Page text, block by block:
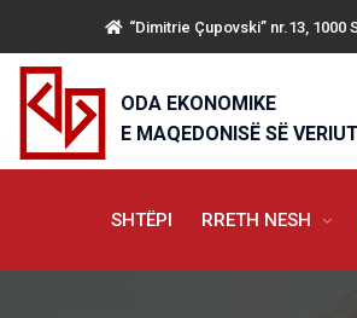
“Dimitrie Çupovski” nr.13, 1000
ODA EKONOMIKE
E MAQEDONISË SË VERIUT
SHTËPI RRETH NESH